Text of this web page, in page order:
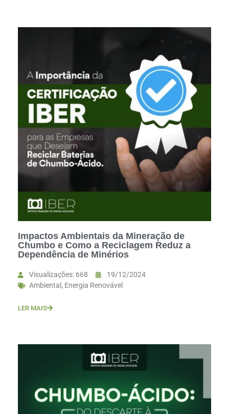
Impactos Ambientais da Mineração de
Chumbo e Como a Reciclagem Reduz a
Dependência de Minérios
Visualizações: 668
19/12/2024
Ambiental , Energia Renovável
LER MAIS